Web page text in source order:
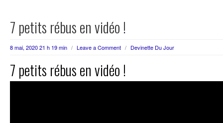
7 petits rébus en vidéo !
8 mai, 2020 21 h 19 min / Leave a Comment / Devinette Du Jour
7 petits rébus en vidéo !